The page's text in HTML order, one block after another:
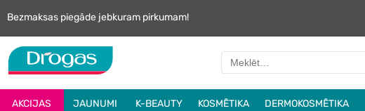
Bezmaksas piegāde jebkuram pirkumam!
AKCIJAS JAUNUMI K-BEAUTY KOSMĒTIKA DERMOKOSMĒTIKA